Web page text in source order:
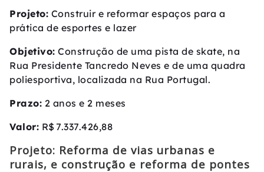
Projeto: Construir e reformar espaços para a
prática de esportes e lazer
Objetivo: Construção de uma pista de skate, na
Rua Presidente Tancredo Neves e de uma quadra
poliesportiva, localizada na Rua Portugal.
Prazo: 2 anos e 2 meses
Valor: R$ 7.337.426,88
Projeto: Reforma de vias urbanas e
rurais, e construção e reforma de pontes